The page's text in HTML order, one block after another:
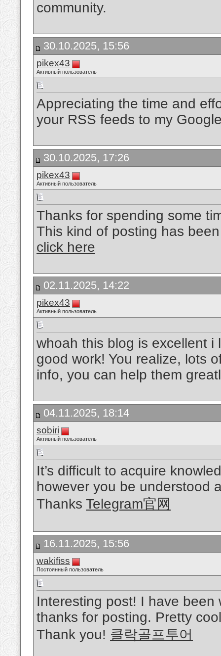
community.
30.10.2025, 15:56
pikex43
Активный пользователь
Appreciating the time and
your RSS feeds to my
30.10.2025, 17:26
pikex43
Активный пользователь
Thanks for spending some
This kind of posting has
click here
02.11.2025, 14:22
pikex43
Активный пользователь
whoah this blog is excellent
good work! You realize, lots
info, you can help them
04.11.2025, 18:14
sobiri
Активный пользователь
It’s difficult to acquire
however you be understood
Thanks Telegram官网
16.11.2025, 15:56
wakifiss
Постоянный пользователь
Interesting post! I have
thanks for posting. Pretty
Thank you! 클락골프투어